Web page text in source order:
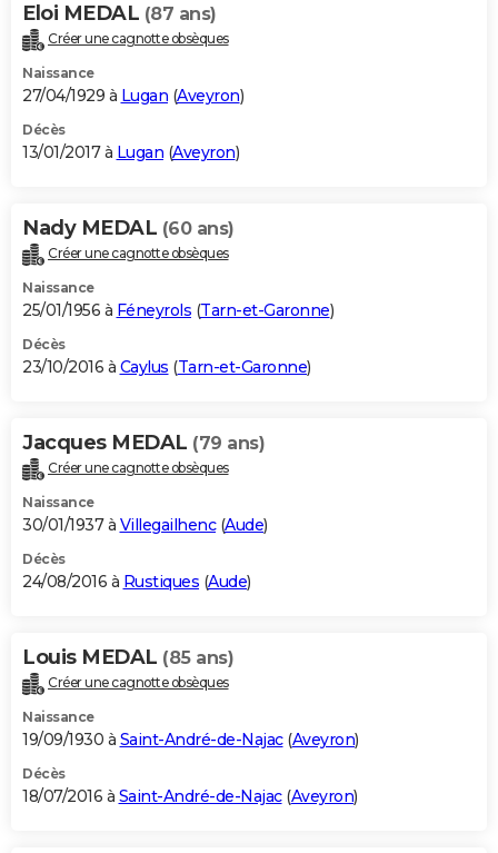
Eloi MEDAL (87 ans)
Créer une cagnotte obsèques
Naissance
27/04/1929 à Lugan (Aveyron)
Décès
13/01/2017 à Lugan (Aveyron)
Nady MEDAL (60 ans)
Créer une cagnotte obsèques
Naissance
25/01/1956 à Féneyrols (Tarn-et-Garonne)
Décès
23/10/2016 à Caylus (Tarn-et-Garonne)
Jacques MEDAL (79 ans)
Créer une cagnotte obsèques
Naissance
30/01/1937 à Villegailhenc(Aude)
Décès
24/08/2016 à Rustiques (Aude)
Louis MEDAL (85 ans)
Créer une cagnotte obsèques
Naissance
19/09/1930 à Saint-André-de-Najac(Aveyron)
Décès
18/07/2016 à Saint-André-de-Najac(Aveyron)